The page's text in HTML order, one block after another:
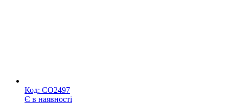
Код: СО2497
Є в наявності